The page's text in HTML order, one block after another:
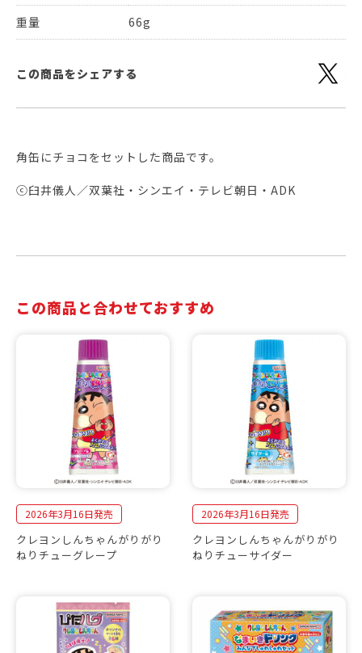
重量 66g
この商品をシェアする
角缶にチョコをセットした商品です。
ⓒ臼井儀人／双葉社・シンエイ・テレビ朝日・ADK
この商品と合わせておすすめ
2026年3月16日発売
クレヨンしんちゃんがりがり
ねりチューグレープ
2026年3月16日発売
クレヨンしんちゃんがりがり
ねりチューサイダー